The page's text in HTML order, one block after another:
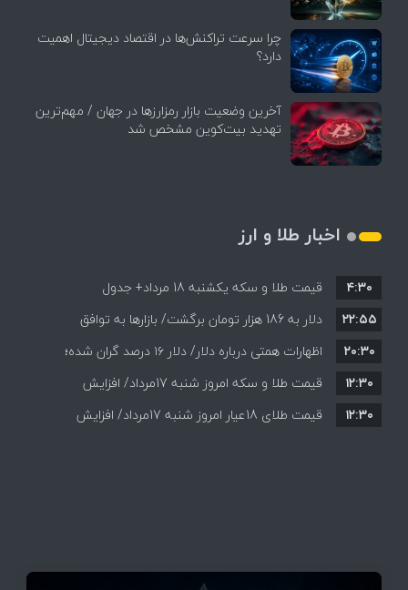
چرا سرعت تراکنش‌ها در اقتصاد دیجیتال اهمیت
دارد؟
آخرین وضعیت بازار رمزارزها در جهان / مهم‌ترین
تهدید بیت‌کوین مشخص شد
اخبار طلا و ارز
قیمت طلا و سکه یکشنبه 18 مرداد+ جدول
۴:۳۰
دلار به 186 هزار تومان برگشت/ بازارها به توافق
احتمالی هرمز چه واکنشی نشان دادند؟
۲۲:۵۵
اظهارات همتی درباره دلار/ دلار ۱۶ درصد گران شده؛
این افزایش طبیعی است
۲۰:۳۰
قیمت طلا و سکه امروز شنبه 17مرداد/ افزایش
همه قیمت ها + جدول و جزئیات
۱۲:۳۰
قیمت طلای 18عیار امروز شنبه 17مرداد/ افزایش
۱۲:۳۰